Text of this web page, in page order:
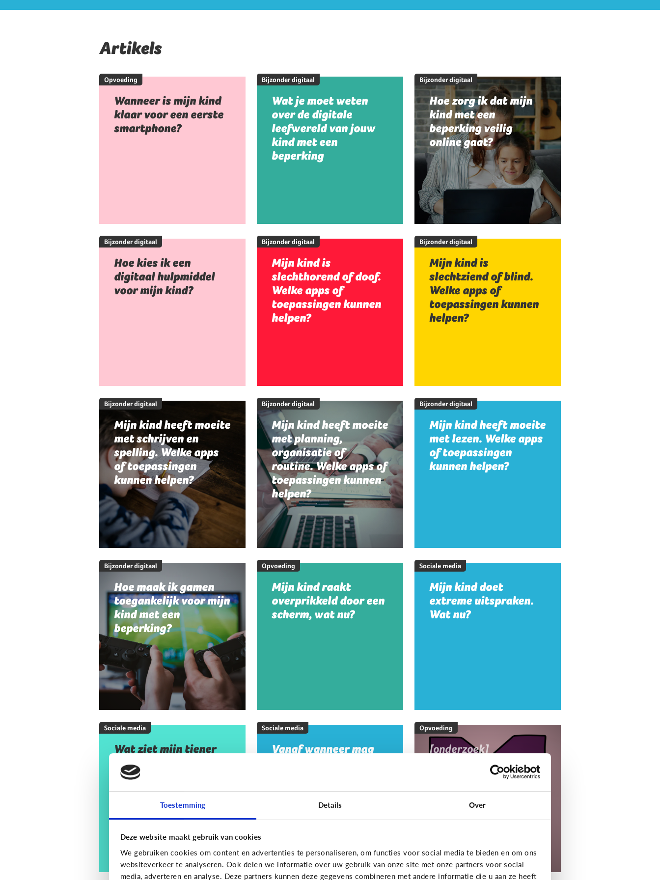
Toestemming Details Over
Deze website maakt gebruik van cookies
We gebruiken cookies om content en advertenties te personaliseren, om functies voor social media te bieden en om ons
websiteverkeer te analyseren. Ook delen we informatie over uw gebruik van onze site met onze partners voor social
media, adverteren en analyse. Deze partners kunnen deze gegevens combineren met andere informatie die u aan ze heeft
Artikels
Opvoeding
Wanneer is mijn kind
klaar voor een eerste
smartphone?
Bijzonder digitaal
Wat je moet weten
over de digitale
leefwereld van jouw
kind met een
beperking
Bijzonder digitaal
Hoe zorg ik dat mijn
kind met een
beperking veilig
online gaat?
Bijzonder digitaal
Hoe kies ik een
digitaal hulpmiddel
voor mijn kind?
Bijzonder digitaal
Mijn kind is
slechthorend of doof.
Welke apps of
toepassingen kunnen
helpen?
Bijzonder digitaal
Mijn kind is
slechtziend of blind.
Welke apps of
toepassingen kunnen
helpen?
Bijzonder digitaal
Mijn kind heeft moeite
met schrijven en
spelling. Welke apps
of toepassingen
kunnen helpen?
Bijzonder digitaal
Mijn kind heeft moeite
met planning,
organisatie of
routine. Welke apps of
toepassingen kunnen
helpen?
Bijzonder digitaal
Mijn kind heeft moeite
met lezen. Welke apps
of toepassingen
kunnen helpen?
Bijzonder digitaal
Hoe maak ik gamen
toegankelijk voor mijn
kind met een
beperking?
Opvoeding
Mijn kind raakt
overprikkeld door een
scherm, wat nu?
Sociale media
Mijn kind doet
extreme uitspraken.
Wat nu?
Sociale media
Wat ziet mijn tiener
op sociale media? En
moet ik mij daar
zorgen om maken?
Sociale media
Vanaf wanneer mag
Opvoeding
[onderzoek]
MediaNest Cijfers
2025 - Kom alles te
weten over het
mediagebruik en de
mediaopvoeding in
Ontdek het onderzoek!